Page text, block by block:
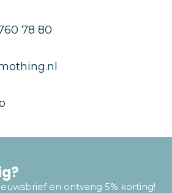
78 80
en ontvang 5% korting!